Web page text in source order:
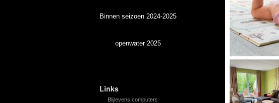
Binnen seizoen 2024-2025
openwater 2025
Links
Blijlevens computers